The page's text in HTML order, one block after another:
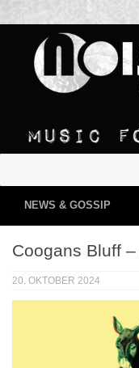
NEWS & GOSSIP
Coogans Bluff
20. OKTOBER 2024